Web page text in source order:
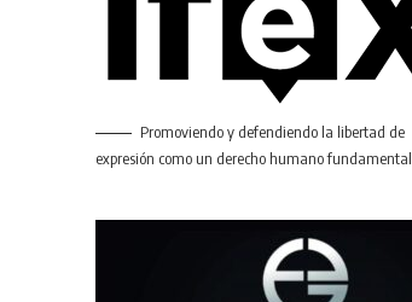
Promoviendo y defendiendo la libertad de
expresión como un derecho humano fundamental.